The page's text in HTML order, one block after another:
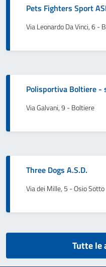
Pets Fighters Sport
Via Leonardo Da Vinci, 6 -
Polisportiva Boltiere -
Via Galvani, 9 - Boltiere
Three Dogs A.S.D.
Via dei Mille, 5 - Osio Sotto
Tutte le